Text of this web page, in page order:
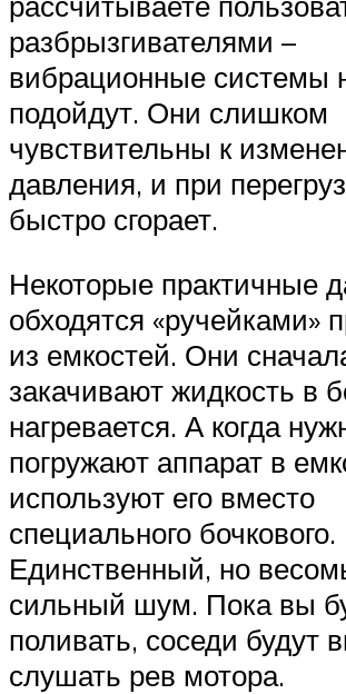
разбрызгивателями –
вибрационные системы
подойдут. Они слишком
чувствительны к
давления, и при
быстро сгорает.
Некоторые практичные
обходятся «ручейками»
из емкостей. Они
закачивают жидкость в
нагревается. А когда
погружают аппарат в
используют его вместо
специального бочкового.
Единственный, но
сильный шум. Пока вы
поливать, соседи будут
слушать рев мотора.